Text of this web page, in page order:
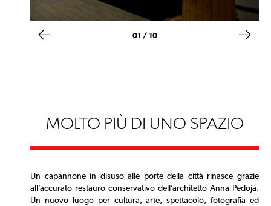
Un capannone in disuso alle porte della città rinasce grazie
all’accurato restauro conservativo dell’architetto Anna Pedoja.